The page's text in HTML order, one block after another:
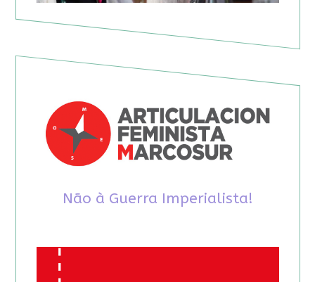
Não à Guerra Imperialista!